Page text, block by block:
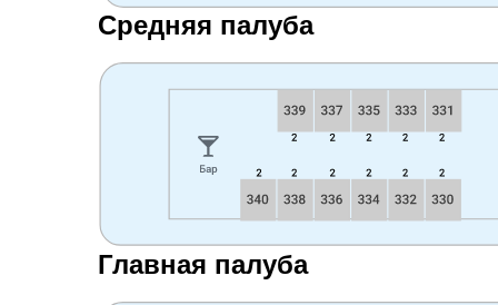
Средняя палуба
Главная палуба